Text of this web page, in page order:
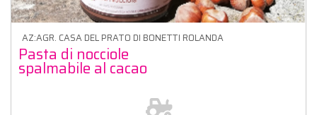
AZ:AGR. CASA DEL PRATO DI BONETTI ROLANDA
Pasta di nocciole
spalmabile al cacao